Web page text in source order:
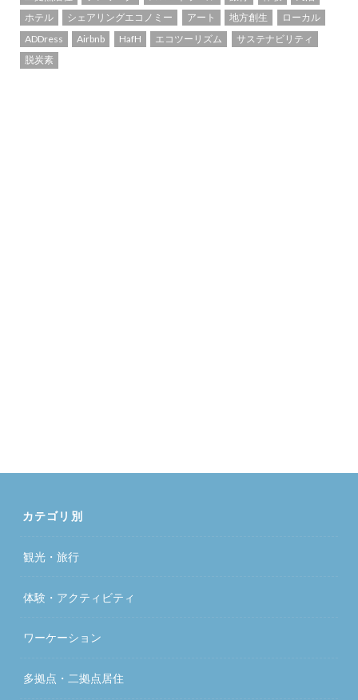
ホテル
シェアリングエコノミー アート 地方創生
ローカル
ADDress
Airbnb HafH エコツーリズム
サステナビリティ
脱炭素
カテゴリ別
観光・旅行
体験・アクティビティ
ワーケーション
多拠点・二拠点居住